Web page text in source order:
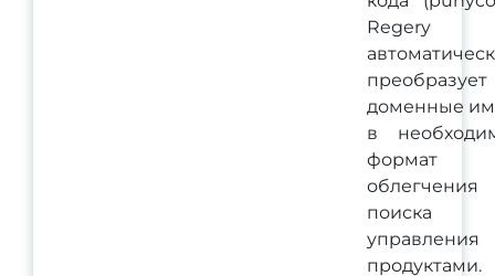
Regery
преобразует
доменные
в
формат
облегчения
управления
продуктами.